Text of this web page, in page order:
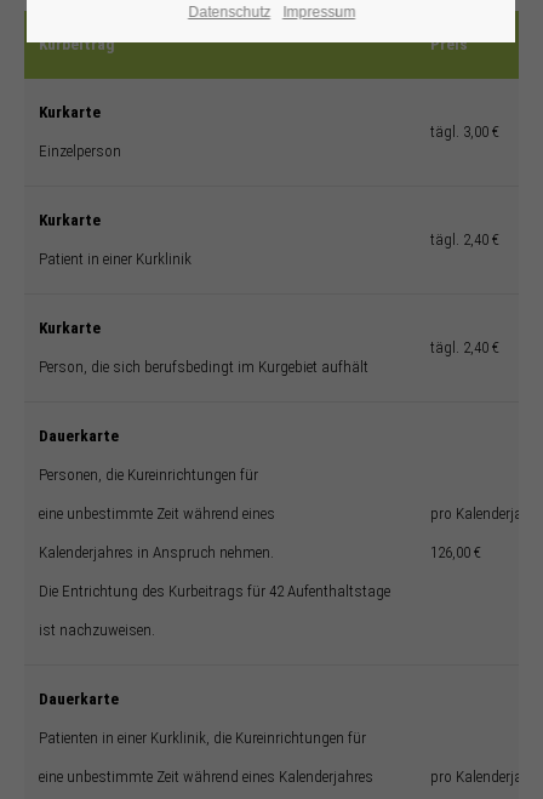
Kurbeitrag Preis
Kurkarte
Einzelperson
tägl. 3,00 €
Kurkarte
Patient in einer Kurklinik
tägl. 2,40 €
Kurkarte
Person, die sich berufsbedingt im Kurgebiet aufhält
tägl. 2,40 €
Dauerkarte
Personen, die Kureinrichtungen für
eine unbestimmte Zeit während eines
Kalenderjahres in Anspruch nehmen.
Die Entrichtung des Kurbeitrags für 42 Aufenthaltstage
ist nachzuweisen.
pro Kalenderjahr
126,00 €
Dauerkarte
Patienten in einer Kurklinik, die Kureinrichtungen für
eine unbestimmte Zeit während eines Kalenderjahres pro Kalenderjahr
Datenschutz Impressum